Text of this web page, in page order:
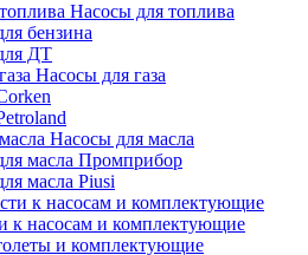
Насосы для топлива
бензина
ДТ
Насосы для газа
Насосы для масла
масла Промприбор
масла Piusi
к насосам и комплектующие